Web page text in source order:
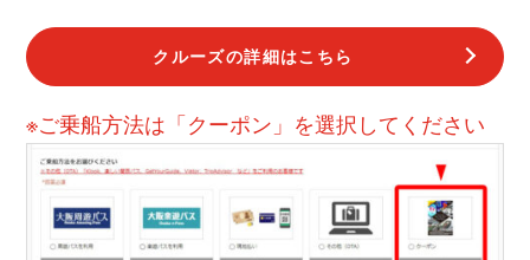
クルーズの詳細はこちら
※ご乗船方法は「クーポン」を選択してください